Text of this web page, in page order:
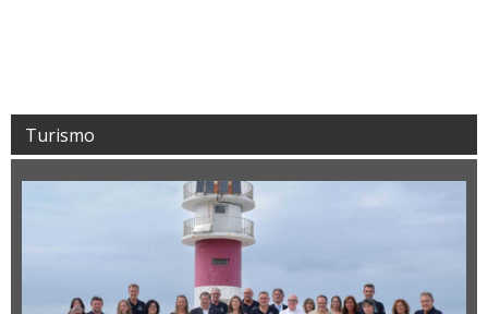
Turismo